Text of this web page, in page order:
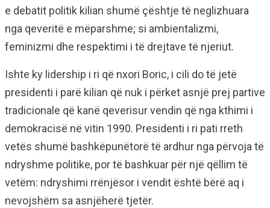
e debatit politik kilian shumë çështje të neglizhuara
nga qeveritë e mëparshme; si ambientalizmi,
feminizmi dhe respektimi i të drejtave të njeriut.
Ishte ky lidership i ri që nxori Boric, i cili do të jetë
presidenti i parë kilian që nuk i përket asnjë prej partive
tradicionale që kanë qeverisur vendin që nga kthimi i
demokracisë në vitin 1990. Presidenti i ri pati rreth
vetës shumë bashkëpunëtorë të ardhur nga përvoja të
ndryshme politike, por të bashkuar për një qëllim të
vetëm: ndryshimi rrënjësor i vendit është bërë aq i
nevojshëm sa asnjëherë tjetër.